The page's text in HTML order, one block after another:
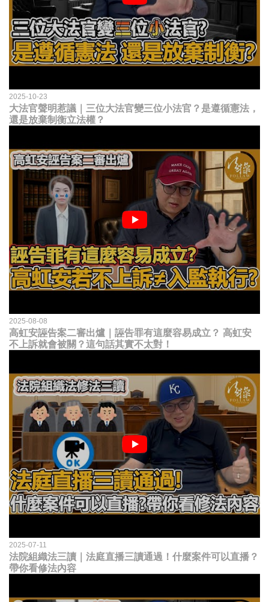
2025-10-23
大法官聲明惹議｜三位大法官變三位小法官？是遵循憲法，
還是放棄制衡立法權？
2025-08-08
高虹安誣告案二審出爐｜誣告罪有這麼容易成立？ 高虹安
不上訴就會被關？這句話其實不太對！
2025-07-11
法院組織法三讀｜法庭直播三讀通過！什麼案件可以直播？
帶你看修法內容